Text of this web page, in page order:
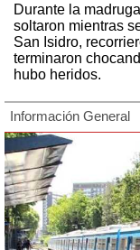
Durante la
soltaron mientras
San Isidro,
terminaron
hubo heridos.
Información General